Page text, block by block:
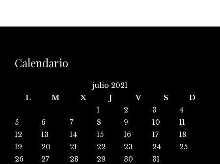
Calendario
julio 2021
L
M X J V S
D
1
2 3
4
5
6 7 8 9 10
11
12
13 14 15 16 17
18
19
20 21 22 23 24
25
26
27 28 29 30 31